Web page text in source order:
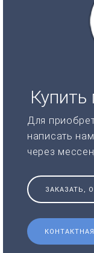
Для
написать
через
ЗАКАЗАТЬ,